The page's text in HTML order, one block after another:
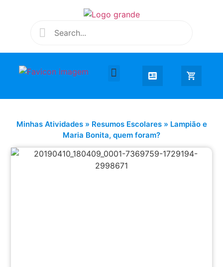
Minhas Atividades» Resumos Escolares» Lampião e
Maria Bonita, quem foram?